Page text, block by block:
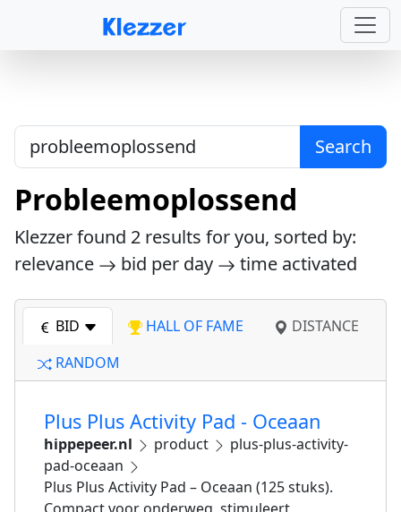
Search
Probleemoplossend
Klezzer found 2 results for you, sorted by:
relevance
bid per day time activated
BID HALL OF FAME
DISTANCE
RANDOM
Plus Plus Activity Pad - Oceaan
hippepeer.nl product
plus-plus-activity-
pad-oceaan
Plus Plus Activity Pad – Oceaan (125 stuks).